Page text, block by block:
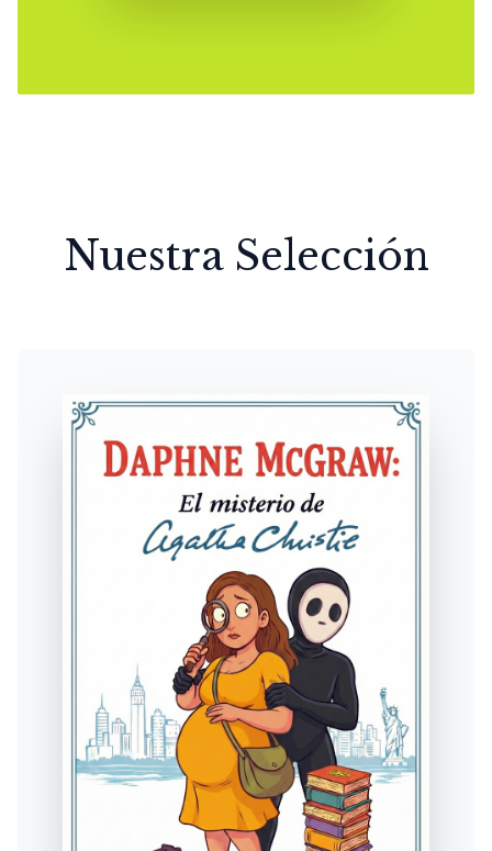
Nuestra Selección